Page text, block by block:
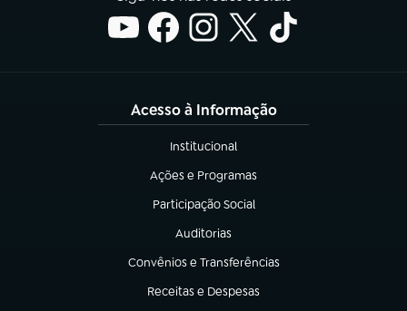
Acesso à Informação
Institucional
(abre em nova aba)
Ações e Programas
(abre em nova aba)
Participação Social
(abre em nova aba)
Auditorias
(abre em nova aba)
Convênios e Transferências
(abre em nova aba)
Receitas e Despesas
(abre em nova aba)